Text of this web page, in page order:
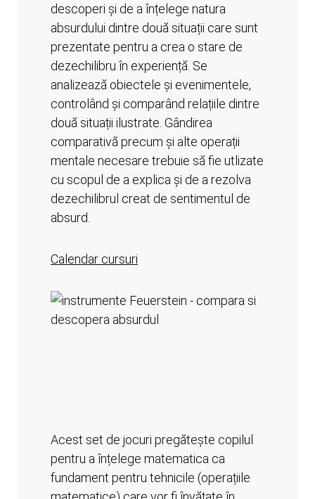
descoperi și de a înțelege natura
absurdului dintre două situații care sunt
prezentate pentru a crea o stare de
dezechilibru în experiență. Se
analizează obiectele și evenimentele,
controlând și comparând relațiile dintre
două situații ilustrate. Gândirea
comparativă precum și alte operații
mentale necesare trebuie să fie utlizate
cu scopul de a explica și de a rezolva
dezechilibrul creat de sentimentul de
absurd.
Calendar cursuri
Acest set de jocuri pregătește copilul
pentru a înțelege matematica ca
fundament pentru tehnicile (operațiile